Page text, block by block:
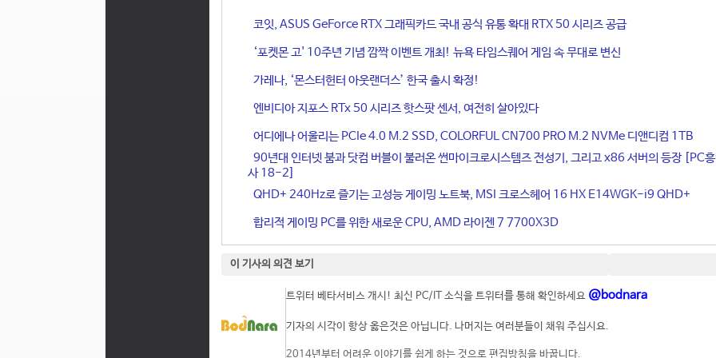
코잇, ASUS GeForce RTX 그래픽카드 국내 공식 유통 확대 RTX 50 시리즈 공급
‘포켓몬 고' 10주년 기념 깜짝 이벤트 개최! 뉴욕 타임스퀘어 게임 속 무대로 변신
가레나, ‘몬스터헌터 아웃랜더스’ 한국 출시 확정!
엔비디아 지포스 RTx 50 시리즈 핫스팟 센서, 여전히 살아있다
어디에나 어울리는 PCIe 4.0 M.2 SSD, COLORFUL CN700 PRO M.2 NVMe 디앤디컴 1TB
90년대 인터넷 붐과 닷컴 버블이 불러온 썬마이크로시스템즈 전성기, 그리고 x86 서버의 등장 [PC
사 18-2]
QHD+ 240Hz로 즐기는 고성능 게이밍 노트북, MSI 크로스헤어 16 HX E14WGK-i9 QHD+
합리적 게이밍 PC를 위한 새로운 CPU, AMD 라이젠 7 7700X3D
이 기사의 의견 보기
트위터 베타서비스 개시! 최신 PC/IT 소식을 트위터를 통해 확인하세요 @bodnara
기자의 시각이 항상 옳은것은 아닙니다. 나머지는 여러분들이 채워 주십시요.
2014년부터 어려운 이야기를 쉽게 하는 것으로 편집방침을 바꿉니다.